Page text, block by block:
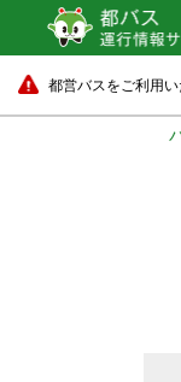
都営バスをご利用い